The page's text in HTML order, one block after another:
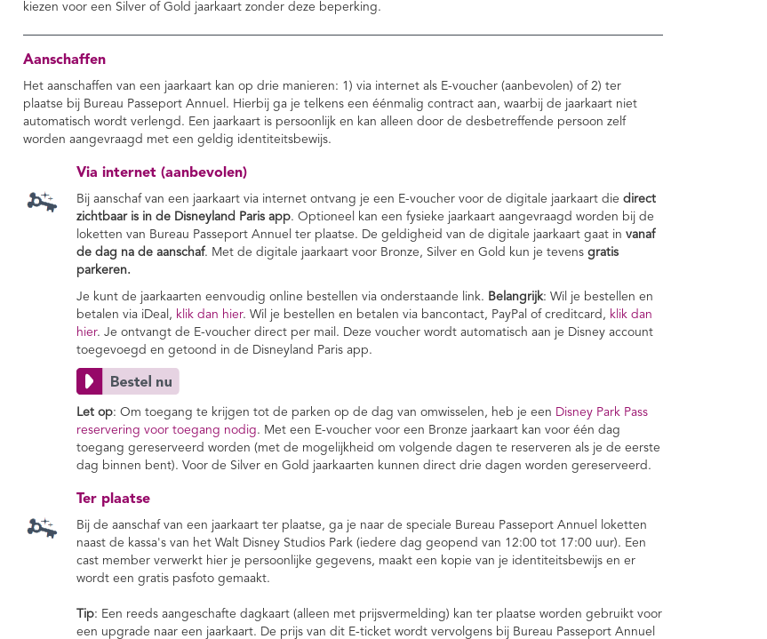
kiezen voor een Silver of Gold jaarkaart zonder deze beperking.
Aanschaffen
Het aanschaffen van een jaarkaart kan op drie manieren: 1) via internet als E-voucher (aanbevolen) of 2) ter
plaatse bij Bureau Passeport Annuel. Hierbij ga je telkens een éénmalig contract aan, waarbij de jaarkaart niet
automatisch wordt verlengd. Een jaarkaart is persoonlijk en kan alleen door de desbetreffende persoon zelf
worden aangevraagd met een geldig identiteitsbewijs.
Via internet (aanbevolen)
Bij aanschaf van een jaarkaart via internet ontvang je een E-voucher voor de digitale jaarkaart die direct
zichtbaar is in de Disneyland Paris app. Optioneel kan een fysieke jaarkaart aangevraagd worden bij de
loketten van Bureau Passeport Annuel ter plaatse. De geldigheid van de digitale jaarkaart gaat in vanaf
de dag na de aanschaf. Met de digitale jaarkaart voor Bronze, Silver en Gold kun je tevens gratis
parkeren.
Je kunt de jaarkaarten eenvoudig online bestellen via onderstaande link. Belangrijk: Wil je bestellen en
betalen via iDeal, klik dan hier. Wil je bestellen en betalen via bancontact, PayPal of creditcard, klik dan
hier. Je ontvangt de E-voucher direct per mail. Deze voucher wordt automatisch aan je Disney account
toegevoegd en getoond in de Disneyland Paris app.
Let op: Om toegang te krijgen tot de parken op de dag van omwisselen, heb je een Disney Park Pass
reservering voor toegang nodig. Met een E-voucher voor een Bronze jaarkaart kan voor één dag
toegang gereserveerd worden (met de mogelijkheid om volgende dagen te reserveren als je de eerste
dag binnen bent). Voor de Silver en Gold jaarkaarten kunnen direct drie dagen worden gereserveerd.
Ter plaatse
Bij de aanschaf van een jaarkaart ter plaatse, ga je naar de speciale Bureau Passeport Annuel loketten
naast de kassa's van het Walt Disney Studios Park (iedere dag geopend van 12:00 tot 17:00 uur). Een
cast member verwerkt hier je persoonlijke gegevens, maakt een kopie van je identiteitsbewijs en er
wordt een gratis pasfoto gemaakt.
Tip: Een reeds aangeschafte dagkaart (alleen met prijsvermelding) kan ter plaatse worden gebruikt voor
een upgrade naar een jaarkaart. De prijs van dit E-ticket wordt vervolgens bij Bureau Passeport Annuel